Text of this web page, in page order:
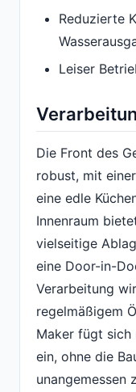
Reduzierte
Leiser
Die Front des
robust, mit
eine edle
Innenraum
vielseitige
eine Door-in-
Verarbeitung
regelmäßigem
Maker fügt sich
ein, ohne die
unangemessen